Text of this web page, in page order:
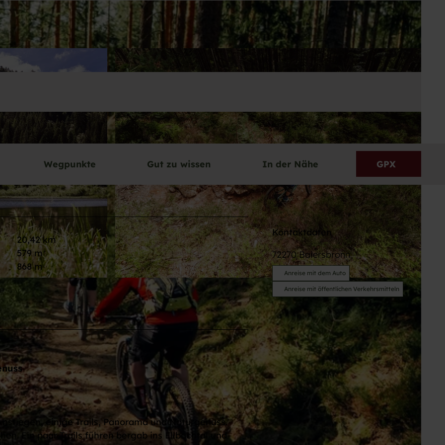
© Max Günter, Baiersbronn Touristik/Max Günter |
Wegpunkte Gut zu wissen In der Nähe GPX
20,42 km
579 m
868 m
einige Trails, Panorama und Naturgenuss.
Ein paar Trails führen bergab ins Ellbachtal und
Kontaktdaten
72270Baiersbronn
Anreise mit dem Auto
Anreise mit öffentlichen Verkehrsmitteln